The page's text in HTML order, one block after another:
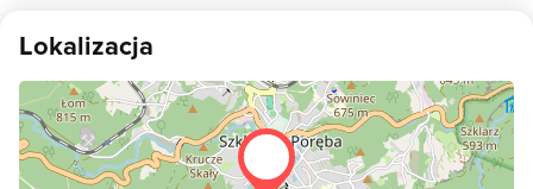
Lokalizacja